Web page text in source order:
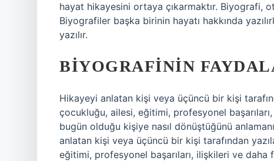
hayat hikayesini ortaya çıkarmaktır. Biyografi,
Biyografiler başka birinin hayatı hakkında
yazılır.
BIYOGRAFININ
Hikayeyi anlatan kişi veya üçüncü bir kişi
çocukluğu, ailesi, eğitimi, profesyonel
bugün olduğu kişiye nasıl dönüştüğünü
anlatan kişi veya üçüncü bir kişi tarafından
eğitimi, profesyonel başarıları, ilişkileri ve daha